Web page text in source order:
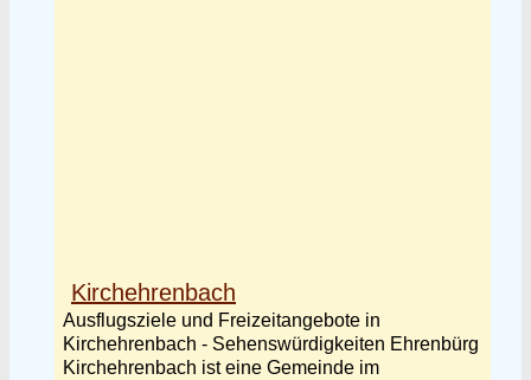
Kirchehrenbach
Ausflugsziele und Freizeitangebote in
Kirchehrenbach - Sehenswürdigkeiten Ehrenbürg
Kirchehrenbach ist eine Gemeinde im